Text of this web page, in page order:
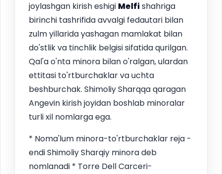
joylashgan kirish eshigi Melfishahriga
birinchi tashrifida avvalgi fedautari bilan
zulm yillarida yashagan mamlakat bilan
do'stlik va tinchlik belgisi sifatida qurilgan.
Qal'a o'nta minora bilan o'ralgan, ulardan
ettitasi to'rtburchaklar va uchta
beshburchak. Shimoliy Sharqqa qaragan
Angevin kirish joyidan boshlab minoralar
turli xil nomlarga ega.
* Noma'lum minora-to'rtburchaklar reja -
endi Shimoliy Sharqiy minora deb
nomlanadi * Torre Dell Carceri-